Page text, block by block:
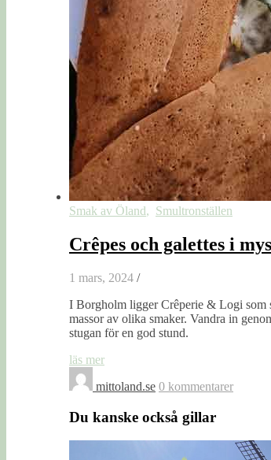
Smak av Öland, Smultronställen
Crêpes och galettes i
1 mars, 2024 /
I Borgholm ligger Crêperie & Logi som
massor av olika smaker. Vandra in
stugan för en god stund.
läs mer
mittoland.se 0 kommentarer
Du kanske också gillar